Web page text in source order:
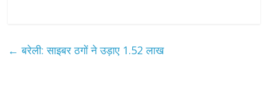
← बरेली: साइबर ठगों ने उड़ाए 1.52 लाख